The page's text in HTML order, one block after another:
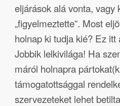
eljárások alá vonta, vagy
„figyelmeztette”. Most
holnap ki tudja kié? Ez
Jobbik lelkivilága! Ha
máról holnapra
támogatottsággal
szervezeteket lehet